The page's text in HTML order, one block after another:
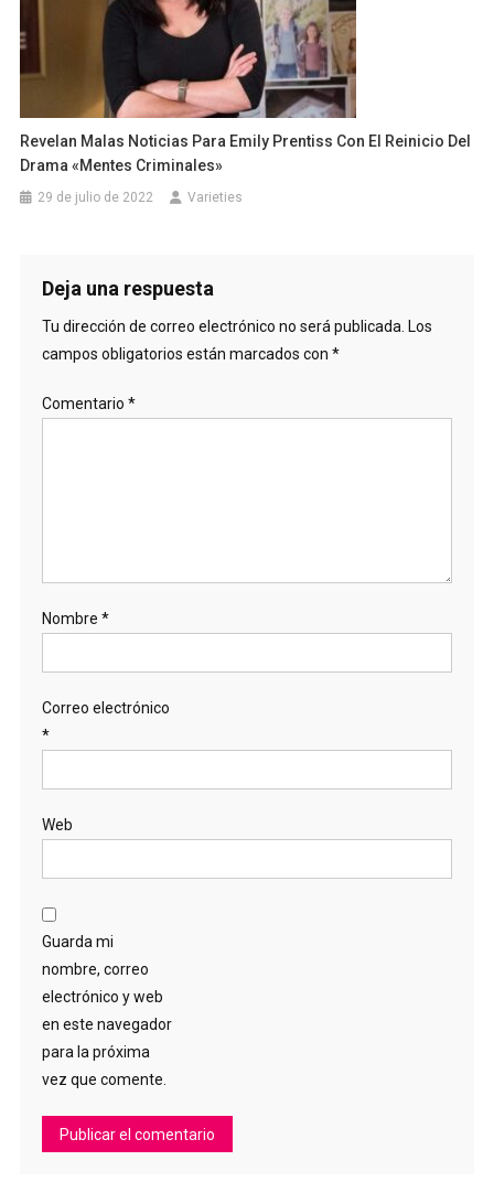
Revelan Malas Noticias Para Emily Prentiss Con El Reinicio Del
Drama «Mentes Criminales»
29 de julio de 2022 Varieties
Deja una respuesta
Tu dirección de correo electrónico no será publicada. Los
campos obligatorios están marcados con *
Comentario *
Nombre *
Correo electrónico
*
Web
Guarda mi
nombre, correo
electrónico y web
en este navegador
para la próxima
vez que comente.